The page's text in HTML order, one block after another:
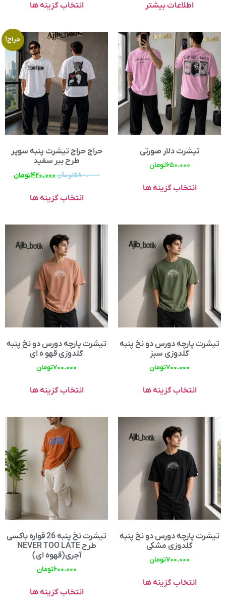
اطلاعات بیشتر انتخاب گزینه ها
تیشرت دلار صورتی
۶۵۰.۰۰۰تومان
انتخاب گزینه ها
حراج!
حراج حراج تیشرت پنبه سوپر
طرح ببر سفید
۵۸۰.۰۰۰تومان ۴۲۰.۰۰۰تومان
انتخاب گزینه ها
تیشرت پارچه دورس دو نخ پنبه
گلدوزی سبز
۷۰۰.۰۰۰تومان
انتخاب گزینه ها
تیشرت پارچه دورس دو نخ پنبه
گلدوزی قهو ه ای
۷۰۰.۰۰۰تومان
انتخاب گزینه ها
تیشرت پارچه دورس دو نخ پنبه
گلدوزی مشکی
۷۰۰.۰۰۰تومان
انتخاب گزینه ها
تیشرت نخ پنبه 26 قواره باکسی
طرح NEVER TOO LATE
آجری(قهوه ای)
۶۰۰.۰۰۰تومان
انتخاب گزینه ها